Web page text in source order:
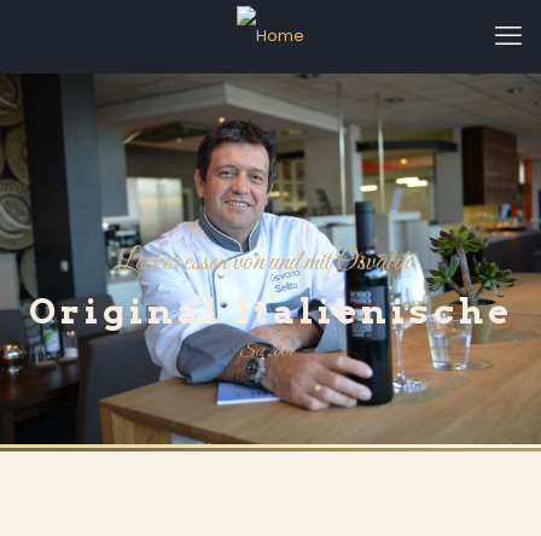
Lecker essen von und mit Osvaldo
Original Italienische
Seit 2001